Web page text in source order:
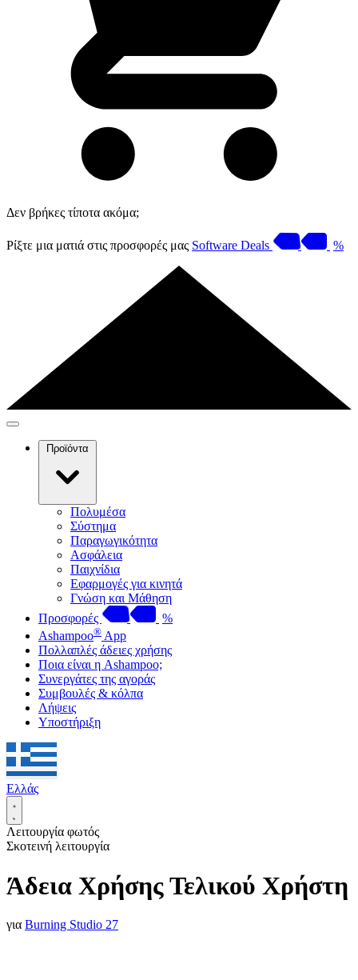
Δεν βρήκες τίποτα ακόμα;
Ρίξτε μια ματιά στις προσφορές μας Software Deals %
Προϊόντα
Πολυμέσα
Σύστημα
Παραγωγικότητα
Ασφάλεια
Παιχνίδια
Εφαρμογές για κινητά
Γνώση και Μάθηση
Προσφορές
%
Ashampoo® App
Πολλαπλές άδειες χρήσης
Ποια είναι η Ashampoo;
Συνεργάτες της αγοράς
Συμβουλές & κόλπα
Λήψεις
Υποστήριξη
Ελλάς
Λειτουργία φωτός
Σκοτεινή λειτουργία
Άδεια Χρήσης Τελικού Χρήστη
για Burning Studio 27